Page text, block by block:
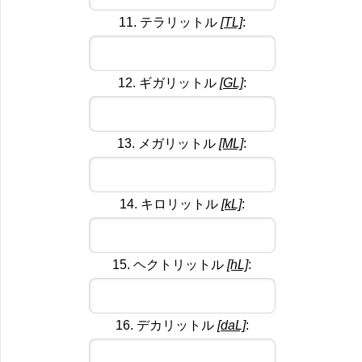
11. テラリットル [TL]:
12. ギガリットル [GL]:
13. メガリットル [ML]:
14. キロリットル [kL]:
15. ヘクトリットル [hL]:
16. デカリットル [daL]: